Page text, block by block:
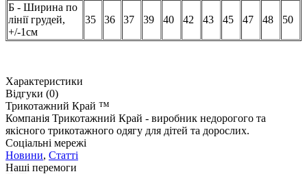
Б - Ширина по
лінії грудей,
+/-1см
35 36 37 39 40 42 43 45 47 48 50
Характеристики
Відгуки (0)
Трикотажний Край ™
Компанія Трикотажний Край - виробник недорогого та
якісного трикотажного одягу для дітей та дорослих.
Соціальні мережі
Новини, Статті
Наші перемоги